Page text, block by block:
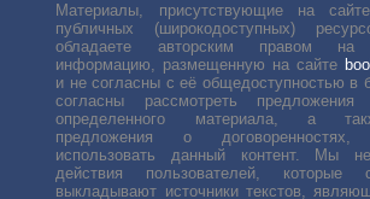
Материалы, присутствующие на
публичных (широкодоступных)
обладаете авторским правом
информацию, размещенную на сайте
и не согласны с её общедоступностью
согласны рассмотреть
определенного материала, а
предложения о договоренностях,
использовать данный контент. Мы
действия пользователей, которые
выкладывают источники текстов,